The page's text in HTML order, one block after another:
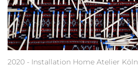
2020 - Installation Home Atelier Köln